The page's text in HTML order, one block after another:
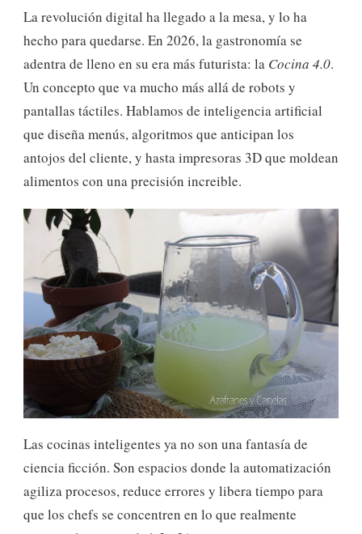
La revolución digital ha llegado a la mesa, y lo ha
hecho para quedarse. En 2026, la gastronomía se
adentra de lleno en su era más futurista: la Cocina 4.0.
Un concepto que va mucho más allá de robots y
pantallas táctiles. Hablamos de inteligencia artificial
que diseña menús, algoritmos que anticipan los
antojos del cliente, y hasta impresoras 3D que moldean
alimentos con una precisión increible.
Las cocinas inteligentes ya no son una fantasía de
ciencia ficción. Son espacios donde la automatización
agiliza procesos, reduce errores y libera tiempo para
que los chefs se concentren en lo que realmente